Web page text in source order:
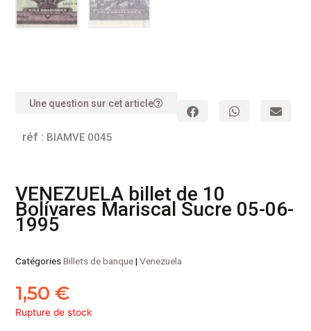
Une question sur cet article
réf : BIAMVE 0045
VENEZUELA billet de 10
Bolívares Mariscal Sucre 05-06-
1995
CatégoriesBillets de banque|Venezuela
1,50€
Rupture de stock